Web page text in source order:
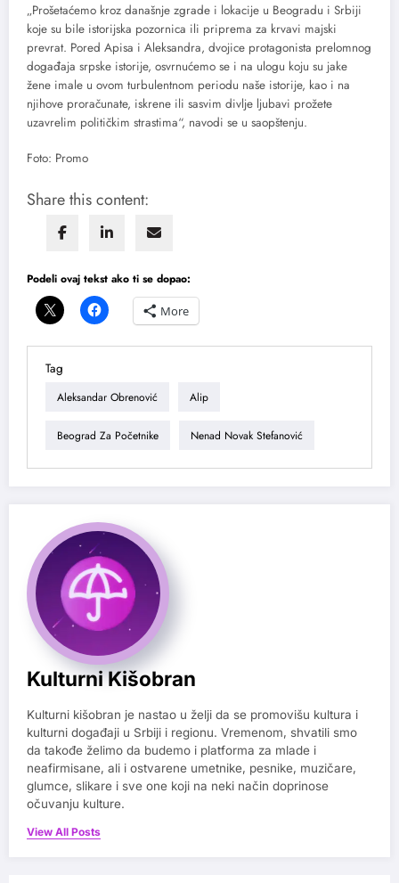
„Prošetaćemo kroz današnje zgrade i lokacije u Beogradu i Srbiji
koje su bile istorijska pozornica ili priprema za krvavi majski
prevrat. Pored Apisa i Aleksandra, dvojice protagonista prelomnog
događaja srpske istorije, osvrnućemo se i na ulogu koju su jake
žene imale u ovom turbulentnom periodu naše istorije, kao i na
njihove proračunate, iskrene ili sasvim divlje ljubavi prožete
uzavrelim političkim strastima“, navodi se u saopštenju.
Foto: Promo
Share this content:
Podeli ovaj tekst ako ti se dopao:
More
Tag
Aleksandar Obrenović Alip
Beograd Za Početnike Nenad Novak Stefanović
Kulturni Kišobran
Kulturni kišobran je nastao u želji da se promovišu kultura i
kulturni događaji u Srbiji i regionu. Vremenom, shvatili smo
da takođe želimo da budemo i platforma za mlade i
neafirmisane, ali i ostvarene umetnike, pesnike, muzičare,
glumce, slikare i sve one koji na neki način doprinose
očuvanju kulture.
View All Posts